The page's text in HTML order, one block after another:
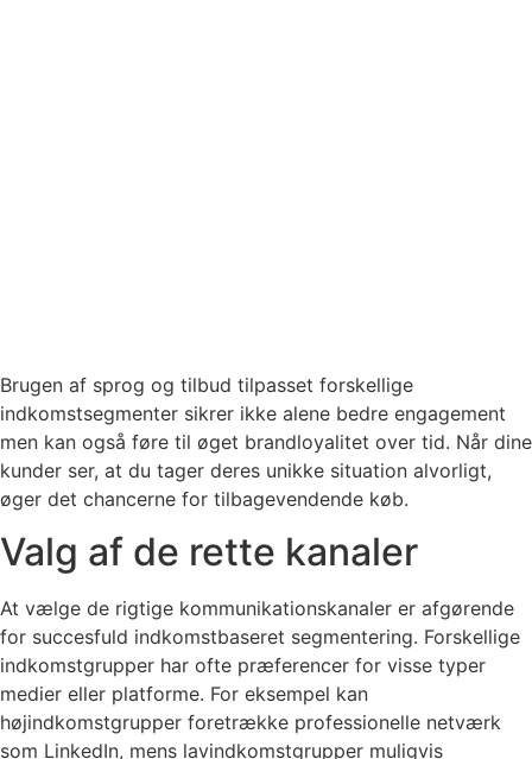
Brugen af sprog og tilbud tilpasset forskellige
indkomstsegmenter sikrer ikke alene bedre engagement
men kan også føre til øget brandloyalitet over tid. Når dine
kunder ser, at du tager deres unikke situation alvorligt,
øger det chancerne for tilbagevendende køb.
Valg af de rette kanaler
At vælge de rigtige kommunikationskanaler er afgørende
for succesfuld indkomstbaseret segmentering. Forskellige
indkomstgrupper har ofte præferencer for visse typer
medier eller platforme. For eksempel kan
højindkomstgrupper foretrække professionelle netværk
som LinkedIn, mens lavindkomstgrupper muligvis